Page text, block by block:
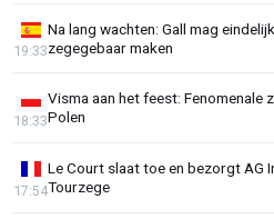
Na lang wachten: Gall mag
zegegebaar maken
19:33
Visma aan het feest: Fenomenale
Polen
18:33
Le Court slaat toe en bezorgt AG
Tourzege
17:54